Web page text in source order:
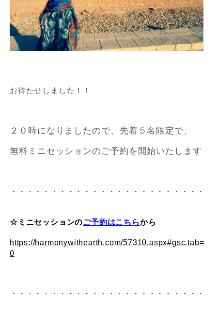
お待たせしました！！
２０時になりましたので、先着５名限定で、
無料ミニセッションのご予約を開始いたします
・・・・・・・・・・・・・・・・・・・・・・・・
☆ミニセッションのご予約はこちらから
https://harmonywithearth.com/57310.aspx#gsc.tab=
0
・・・・・・・・・・・・・・・・・・・・・・・・